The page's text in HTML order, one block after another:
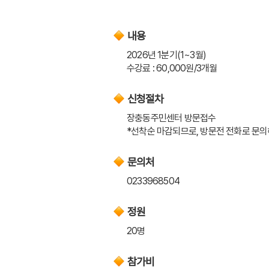
내용
2026년 1분기(1~3월)
수강료 : 60,000원/3개월
신청절차
장충동주민센터 방문접수
*선착순 마감되므로, 방문전 전화로 문
문의처
0233968504
정원
20명
참가비